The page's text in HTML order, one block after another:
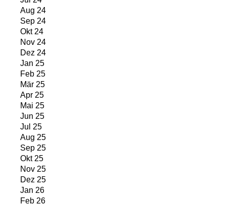
Aug 24
Sep 24
Okt 24
Nov 24
Dez 24
Jan 25
Feb 25
Mär 25
Apr 25
Mai 25
Jun 25
Jul 25
Aug 25
Sep 25
Okt 25
Nov 25
Dez 25
Jan 26
Feb 26